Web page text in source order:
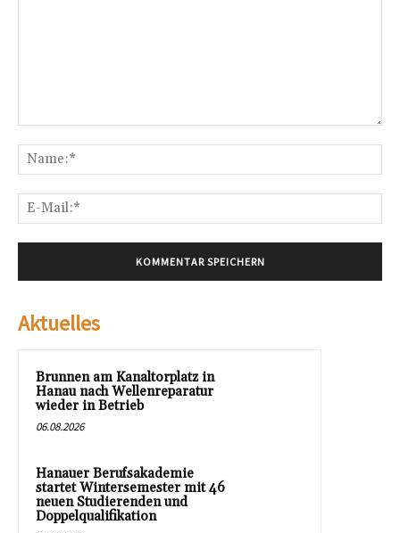
Aktuelles
Brunnen am Kanaltorplatz in
Hanau nach Wellenreparatur
wieder in Betrieb
06.08.2026
Hanauer Berufsakademie
startet Wintersemester mit 46
neuen Studierenden und
Doppelqualifikation